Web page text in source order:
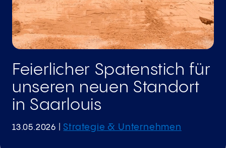
Feierlicher Spatenstich für
unseren neuen Standort
in Saarlouis
13.05.2026 |Strategie & Unternehmen